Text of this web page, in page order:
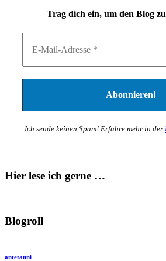
Trag dich ein, um den Blog
Ich sende keinen Spam! Erfahre mehr in der
Hier lese ich gerne …
Blogroll
antetanni